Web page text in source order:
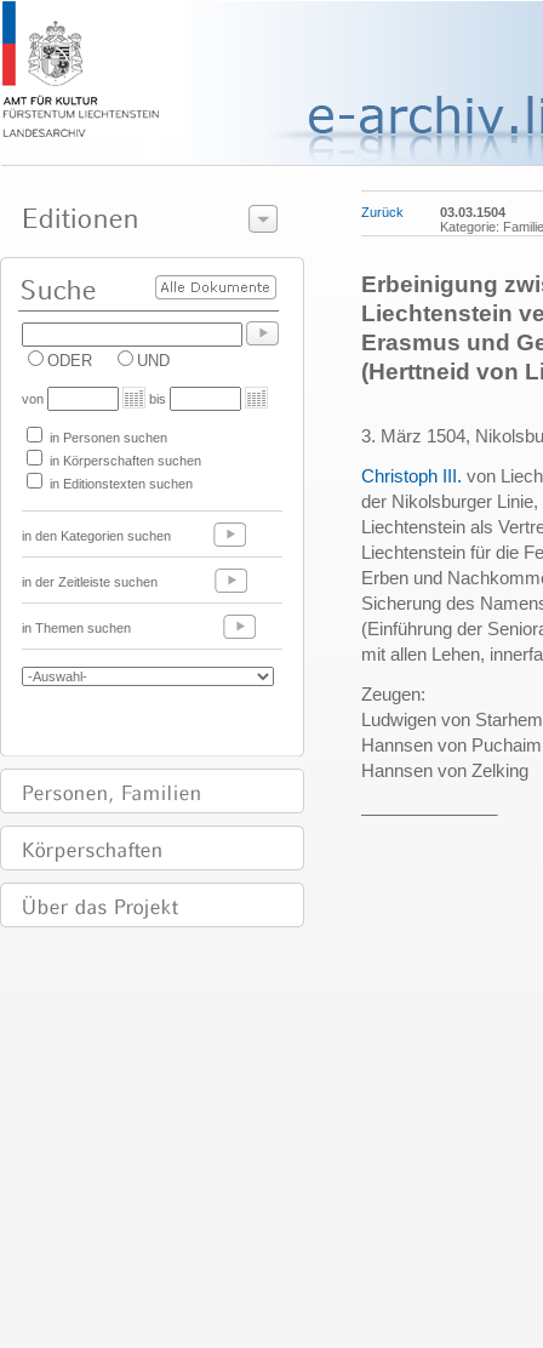
ODER UND
von bis
in Personen suchen
in Körperschaften suchen
in Editionstexten suchen
in den Kategorien suchen
in der Zeitleiste suchen
in Themen suchen
Zurück
03.03.1504
Kategorie:
Erbeinigung
Liechtenstein
Erasmus und
(Herttneid von
3. März 1504,
Christoph III. von
der Nikolsburger
Liechtenstein als
Liechtenstein für die
Erben und
Sicherung des
(Einführung der
mit allen Lehen,
Zeugen:
Ludwigen von
Hannsen von
Hannsen von Zelking